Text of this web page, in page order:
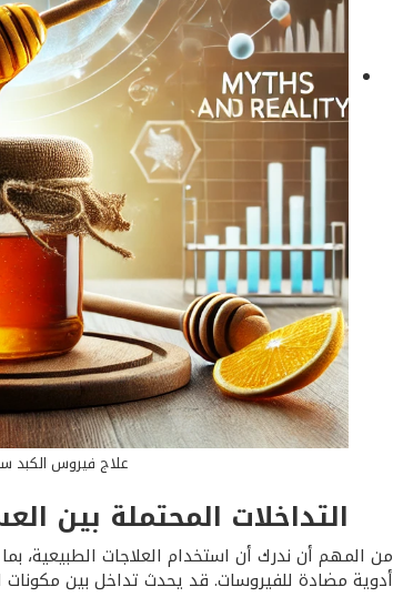
علاج فيروس الكبد
التداخلات المحتملة بين
من المهم أن ندرك أن استخدام العلاجات الطبيعية،
أدوية مضادة للفيروسات. قد يحدث تداخل بين